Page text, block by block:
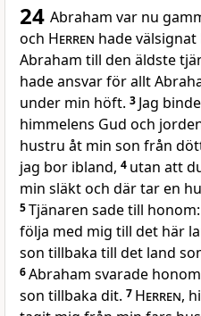
24 Abraham var nu
och Herren hade
Abraham till den äldste
hade ansvar för allt
under min höft. 3 Jag
himmelens Gud och
hustru åt min son från
jag bor ibland, 4 utan att
min släkt och där tar en
5Tjänaren sade till
följa med mig till det här
son tillbaka till det land
6Abraham svarade
son tillbaka dit. 7 Herren,